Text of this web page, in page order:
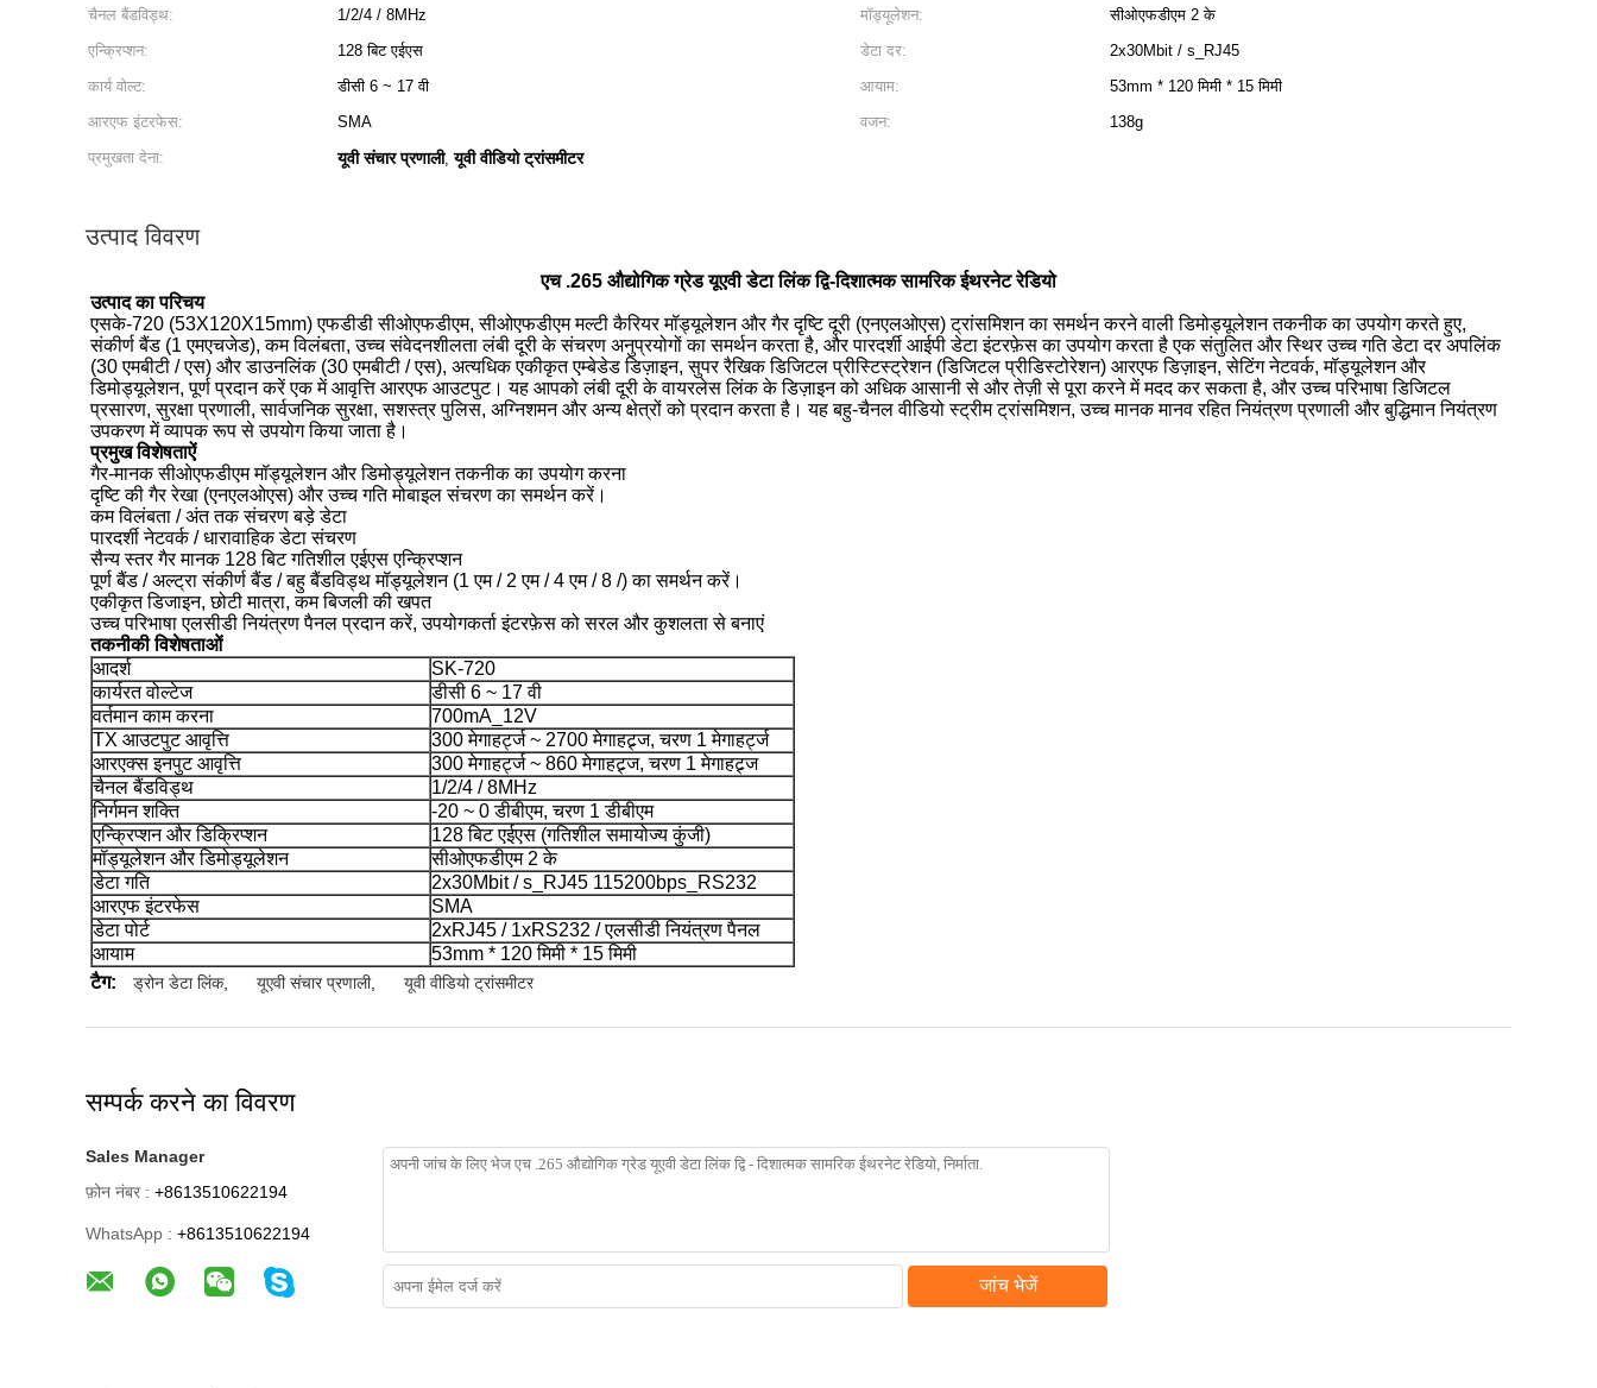
चैनल बैंडविड्थ:
1/2/4 / 8MHz मॉड्यूलेशन:
सीओएफडीएम 2 के
एन्क्रिप्शन:
128 बिट एईएस डेटा दर:
2x30Mbit / s_RJ45
कार्य वोल्ट:
डीसी 6 ~ 17 वी आयाम:
53mm * 120 मिमी * 15 मिमी
आरएफ इंटरफेस:
SMA वजन:
138g
प्रमुखता देना:
यूवी संचार प्रणाली,यूवी वीडियो ट्रांसमीटर
उत्पाद विवरण
एच .265 औद्योगिक ग्रेड यूएवी डेटा लिंक द्वि-दिशात्मक सामरिक ईथरनेट रेडियो
उत्पाद का परिचय
एसके-720 (53X120X15mm) एफडीडी सीओएफडीएम, सीओएफडीएम मल्टी कैरियर मॉड्यूलेशन और गैर दृष्टि दूरी (एनएलओएस) ट्रांसमिशन का समर्थन करने वाली डिमोड्यूलेशन तकनीक का उपयोग करते हुए,
संकीर्ण बैंड (1 एमएचजेड), कम विलंबता, उच्च संवेदनशीलता लंबी दूरी के संचरण अनुप्रयोगों का समर्थन करता है, और पारदर्शी आईपी डेटा इंटरफ़ेस का उपयोग करता है एक संतुलित और स्थिर उच्च गति डेटा दर अपलिंक
(30 एमबीटी / एस) और डाउनलिंक (30 एमबीटी / एस), अत्यधिक एकीकृत एम्बेडेड डिज़ाइन, सुपर रैखिक डिजिटल प्रीस्टिस्ट्रेशन (डिजिटल प्रीडिस्टोरेशन) आरएफ डिज़ाइन, सेटिंग नेटवर्क, मॉड्यूलेशन और
डिमोड्यूलेशन, पूर्ण प्रदान करें एक में आवृत्ति आरएफ आउटपुट। यह आपको लंबी दूरी के वायरलेस लिंक के डिज़ाइन को अधिक आसानी से और तेज़ी से पूरा करने में मदद कर सकता है, और उच्च परिभाषा डिजिटल
प्रसारण, सुरक्षा प्रणाली, सार्वजनिक सुरक्षा, सशस्त्र पुलिस, अग्निशमन और अन्य क्षेत्रों को प्रदान करता है। यह बहु-चैनल वीडियो स्ट्रीम ट्रांसमिशन, उच्च मानक मानव रहित नियंत्रण प्रणाली और बुद्धिमान नियंत्रण
उपकरण में व्यापक रूप से उपयोग किया जाता है।
प्रमुख विशेषताऐं
गैर-मानक सीओएफडीएम मॉड्यूलेशन और डिमोड्यूलेशन तकनीक का उपयोग करना
दृष्टि की गैर रेखा (एनएलओएस) और उच्च गति मोबाइल संचरण का समर्थन करें।
कम विलंबता / अंत तक संचरण बड़े डेटा
पारदर्शी नेटवर्क / धारावाहिक डेटा संचरण
सैन्य स्तर गैर मानक 128 बिट गतिशील एईएस एन्क्रिप्शन
पूर्ण बैंड / अल्ट्रा संकीर्ण बैंड / बहु बैंडविड्थ मॉड्यूलेशन (1 एम / 2 एम / 4 एम / 8 /) का समर्थन करें।
एकीकृत डिजाइन, छोटी मात्रा, कम बिजली की खपत
उच्च परिभाषा एलसीडी नियंत्रण पैनल प्रदान करें, उपयोगकर्ता इंटरफ़ेस को सरल और कुशलता से बनाएं
तकनीकी विशेषताओं
आदर्श
SK-720
कार्यरत वोल्टेज
डीसी 6 ~ 17 वी
वर्तमान काम करना
700mA_12V
TX आउटपुट आवृत्ति
300 मेगाहर्ट्ज ~ 2700 मेगाहट्र्ज, चरण 1 मेगाहर्ट्ज
आरएक्स इनपुट आवृत्ति
300 मेगाहर्ट्ज ~ 860 मेगाहट्र्ज, चरण 1 मेगाहट्र्ज
चैनल बैंडविड्थ
1/2/4 / 8MHz
निर्गमन शक्ति
-20 ~ 0 डीबीएम, चरण 1 डीबीएम
एन्क्रिप्शन और डिक्रिप्शन
128 बिट एईएस (गतिशील समायोज्य कुंजी)
मॉड्यूलेशन और डिमोड्यूलेशन
सीओएफडीएम 2 के
डेटा गति
2x30Mbit / s_RJ45 115200bps_RS232
आरएफ इंटरफेस
SMA
डेटा पोर्ट
2xRJ45 / 1xRS232 / एलसीडी नियंत्रण पैनल
आयाम
53mm * 120 मिमी * 15 मिमी
टैग:
ड्रोन डेटा लिंक, यूएवी संचार प्रणाली, यूवी वीडियो ट्रांसमीटर
सम्पर्क करने का विवरण
Sales Manager
फ़ोन नंबर : +8613510622194
WhatsApp : +8613510622194
जांच भेजें